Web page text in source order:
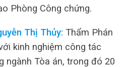
Phòng Công chứng.
Thị Thủy: Thẩm Phán
kinh nghiệm công tác
ngành Tòa án, trong đó 20